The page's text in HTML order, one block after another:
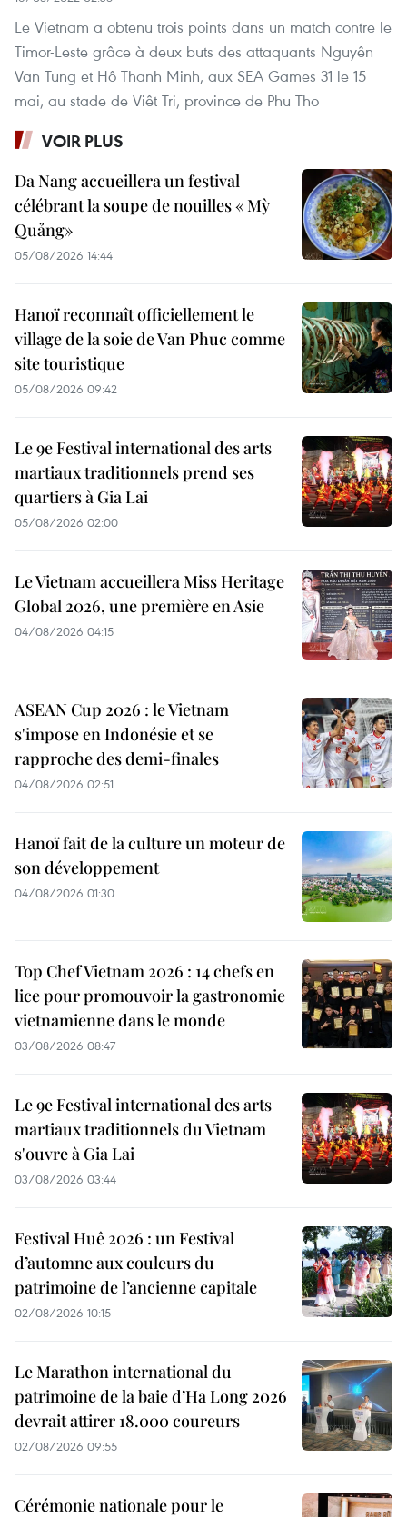
Le Vietnam a obtenu trois points dans un match contre le
Timor-Leste grâce à deux buts des attaquants Nguyên
Van Tung et Hô Thanh Minh, aux SEA Games 31 le 15
mai, au stade de Viêt Tri, province de Phu Tho
VOIR PLUS
Da Nang accueillera un festival
célébrant la soupe de nouilles « Mỳ
Quảng»
05/08/2026 14:44
Hanoï reconnaît officiellement le
village de la soie de Van Phuc comme
site touristique
05/08/2026 09:42
Le 9e Festival international des arts
martiaux traditionnels prend ses
quartiers à Gia Lai
05/08/2026 02:00
Le Vietnam accueillera Miss Heritage
Global 2026, une première en Asie
04/08/2026 04:15
ASEAN Cup 2026 : le Vietnam
s'impose en Indonésie et se
rapproche des demi-finales
04/08/2026 02:51
Hanoï fait de la culture un moteur de
son développement
04/08/2026 01:30
Top Chef Vietnam 2026 : 14 chefs en
lice pour promouvoir la gastronomie
vietnamienne dans le monde
03/08/2026 08:47
Le 9e Festival international des arts
martiaux traditionnels du Vietnam
s'ouvre à Gia Lai
03/08/2026 03:44
Festival Huê 2026 : un Festival
d’automne aux couleurs du
patrimoine de l’ancienne capitale
02/08/2026 10:15
Le Marathon international du
patrimoine de la baie d’Ha Long 2026
devrait attirer 18.000 coureurs
02/08/2026 09:55
Cérémonie nationale pour le